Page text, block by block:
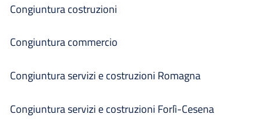
Congiuntura costruzioni
Congiuntura commercio
Congiuntura servizi e costruzioni Romagna
Congiuntura servizi e costruzioni Forlì-Cesena